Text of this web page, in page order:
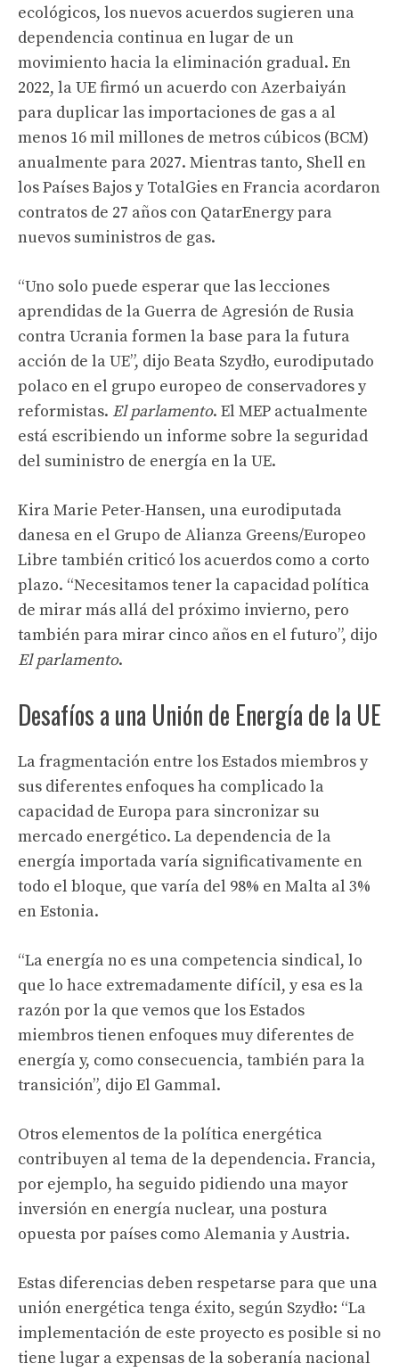
ecológicos, los nuevos acuerdos sugieren una
dependencia continua en lugar de un
movimiento hacia la eliminación gradual. En
2022, la UE firmó un acuerdo con Azerbaiyán
para duplicar las importaciones de gas a al
menos 16 mil millones de metros cúbicos (BCM)
anualmente para 2027. Mientras tanto, Shell en
los Países Bajos y TotalGies en Francia acordaron
contratos de 27 años con QatarEnergy para
nuevos suministros de gas.
“Uno solo puede esperar que las lecciones
aprendidas de la Guerra de Agresión de Rusia
contra Ucrania formen la base para la futura
acción de la UE”, dijo Beata Szydło, eurodiputado
polaco en el grupo europeo de conservadores y
reformistas. El parlamento. El MEP actualmente
está escribiendo un informe sobre la seguridad
del suministro de energía en la UE.
Kira Marie Peter-Hansen, una eurodiputada
danesa en el Grupo de Alianza Greens/Europeo
Libre también criticó los acuerdos como a corto
plazo. “Necesitamos tener la capacidad política
de mirar más allá del próximo invierno, pero
también para mirar cinco años en el futuro”, dijo
El parlamento.
Desafíos a una Unión de Energía de la UE
La fragmentación entre los Estados miembros y
sus diferentes enfoques ha complicado la
capacidad de Europa para sincronizar su
mercado energético. La dependencia de la
energía importada varía significativamente en
todo el bloque, que varía del 98% en Malta al 3%
en Estonia.
“La energía no es una competencia sindical, lo
que lo hace extremadamente difícil, y esa es la
razón por la que vemos que los Estados
miembros tienen enfoques muy diferentes de
energía y, como consecuencia, también para la
transición”, dijo El Gammal.
Otros elementos de la política energética
contribuyen al tema de la dependencia. Francia,
por ejemplo, ha seguido pidiendo una mayor
inversión en energía nuclear, una postura
opuesta por países como Alemania y Austria.
Estas diferencias deben respetarse para que una
unión energética tenga éxito, según Szydło: “La
implementación de este proyecto es posible si no
tiene lugar a expensas de la soberanía nacional